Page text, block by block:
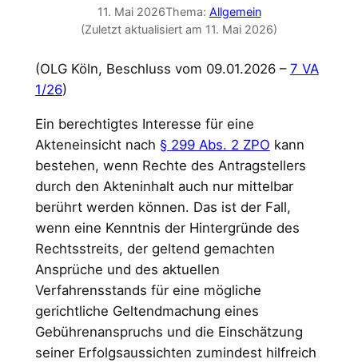
11. Mai 2026Thema: Allgemein
(Zuletzt aktualisiert am 11. Mai 2026)
(OLG Köln, Beschluss vom 09.01.2026 – 7 VA
1/26)
Ein berechtigtes Interesse für eine
Akteneinsicht nach § 299 Abs. 2 ZPO kann
bestehen, wenn Rechte des Antragstellers
durch den Akteninhalt auch nur mittelbar
berührt werden können. Das ist der Fall,
wenn eine Kenntnis der Hintergründe des
Rechtsstreits, der geltend gemachten
Ansprüche und des aktuellen
Verfahrensstands für eine mögliche
gerichtliche Geltendmachung eines
Gebührenanspruchs und die Einschätzung
seiner Erfolgsaussichten zumindest hilfreich